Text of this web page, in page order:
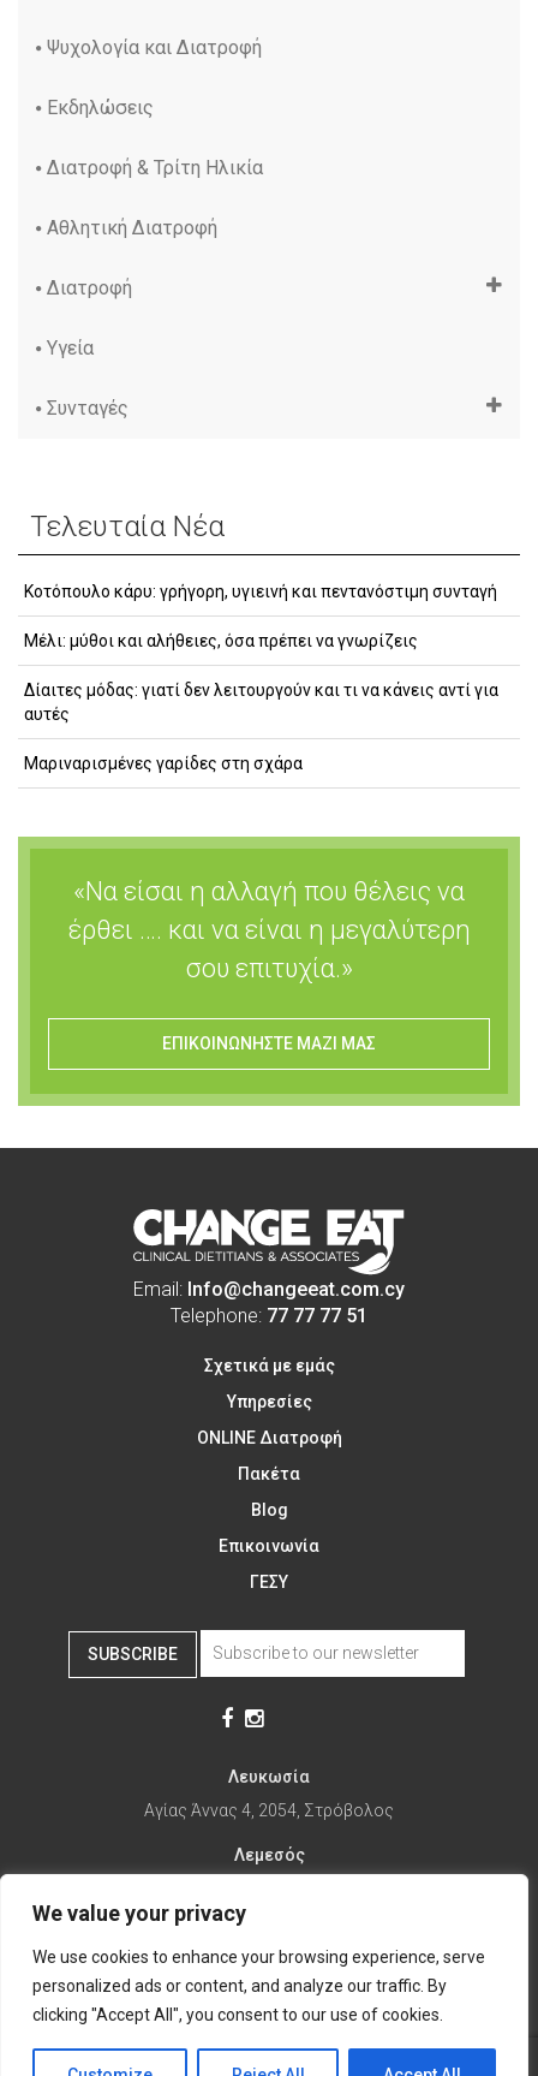
We value your privacy
We use cookies to enhance your browsing experience, serve
personalized ads or content, and analyze our traffic. By
clicking "Accept All", you consent to our use of cookies.
Ψυχολογία και Διατροφή
Εκδηλώσεις
Διατροφή & Τρίτη Ηλικία
Αθλητική Διατροφή
Διατροφή
Υγεία
Συνταγές
Τελευταία Νέα
Κοτόπουλο κάρυ: γρήγορη, υγιεινή και πεντανόστιμη συνταγή
Μέλι: μύθοι και αλήθειες, όσα πρέπει να γνωρίζεις
Δίαιτες μόδας: γιατί δεν λειτουργούν και τι να κάνεις αντί για
αυτές
Μαριναρισμένες γαρίδες στη σχάρα
«Να είσαι η αλλαγή που θέλεις να
έρθει …. και να είναι η μεγαλύτερη
σου επιτυχία.»
ΕΠΙΚΟΙΝΩΝΗΣΤΕ ΜΑΖΙ ΜΑΣ
Email: Info@changeeat.com.cy
Telephone: 77 77 77 51
Σχετικά με εμάς
Υπηρεσίες
ONLINE Διατροφή
Πακέτα
Blog
Επικοινωνία
ΓΕΣΥ
SUBSCRIBE
Λευκωσία
Αγίας Άννας 4, 2054, Στρόβολος
Λεμεσός
1ης Απριλίου 67, 5281
it's time to Change Eat